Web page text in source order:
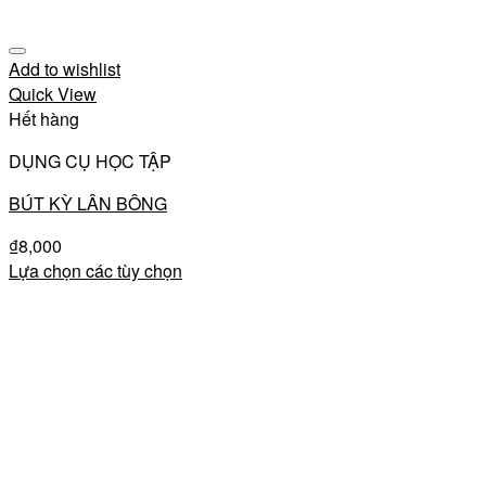
Add to wishlist
Quick View
Hết hàng
DỤNG CỤ HỌC TẬP
BÚT KỲ LÂN BÔNG
₫8,000
Lựa chọn các tùy chọn